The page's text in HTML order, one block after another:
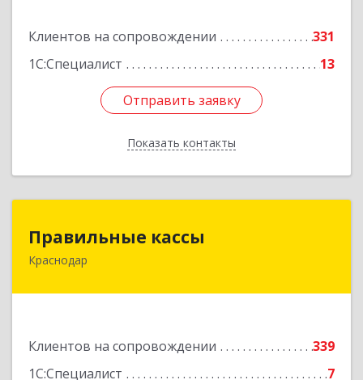
Клиентов на сопровождении
331
1С:Специалист
13
Отправить заявку
Показать контакты
Отправить заявку
Назад
Правильные кассы
Краснодар
Клиентов на сопровождении
339
1С:Специалист
7
350075, Краснодарский край, Краснодар г, им